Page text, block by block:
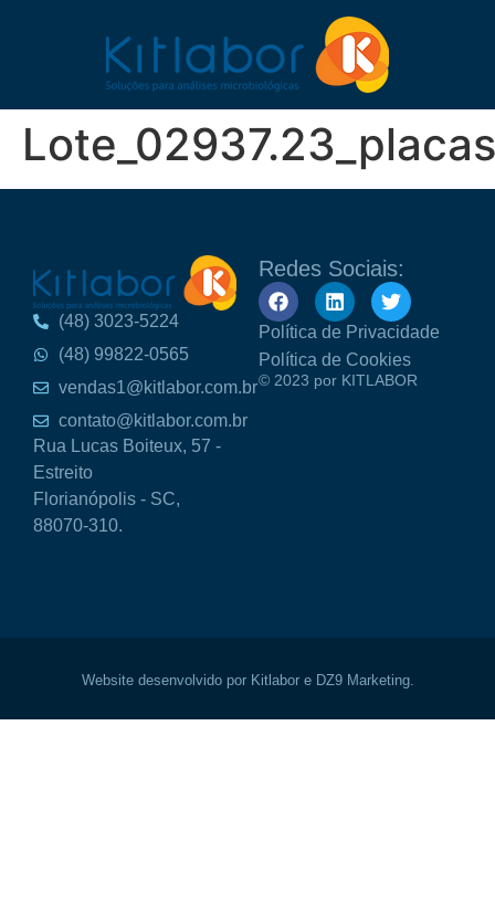
(48) 3023-5224
(48) 99822-0565
vendas1@kitlabor.com.br
contato@kitlabor.com.br
Rua Lucas Boiteux, 57 -
Estreito
Florianópolis - SC,
88070-310.
Redes Sociais:
Política de Privacidade
Política de Cookies
© 2023 por KITLABOR
Website desenvolvido por Kitlabor e DZ9 Marketing.